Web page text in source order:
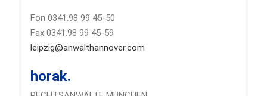
Fon 0341.98 99 45-50
Fax 0341.98 99 45-59
leipzig@anwalthannover.com
horak.